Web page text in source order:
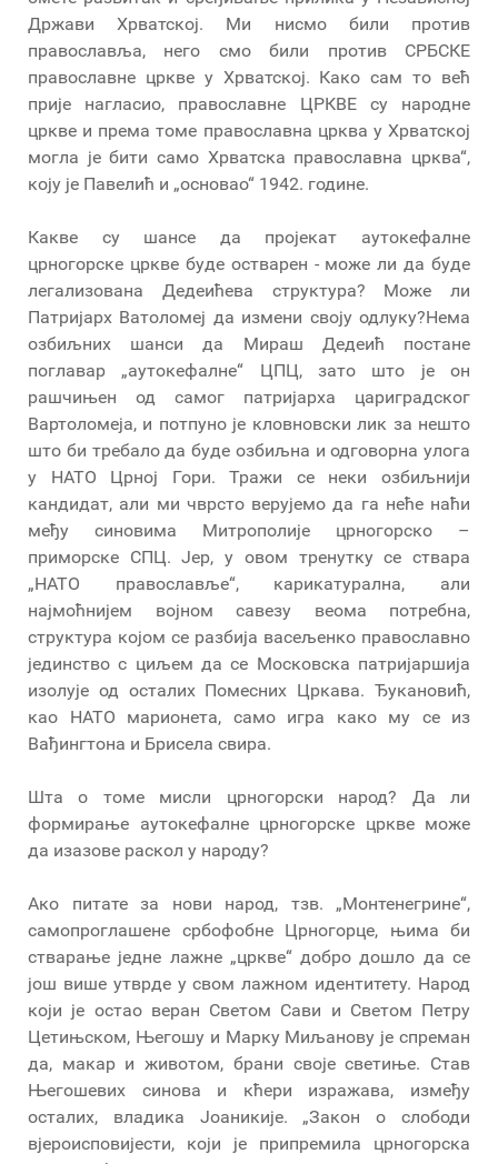
Држави Хрватској. Ми нисмо били против
православља, него смо били против СРБСКЕ
православне цркве у Хрватској. Како сам то већ
прије нагласио, православне ЦРКВЕ су народне
цркве и према томе православна црква у Хрватској
могла је бити само Хрватска православна црква“,
коју је Павелић и „основао“ 1942. године.
Какве су шансе да пројекат аутокефалне
црногорске цркве буде остварен - може ли да буде
легализована Дедеићева структура? Може ли
Патријарх Ватоломеј да измени своју одлуку?Нема
озбиљних шанси да Мираш Дедеић постане
поглавар „аутокефалне“ ЦПЦ, зато што је он
рашчињен од самог патријарха цариградског
Вартоломеја, и потпуно је кловновски лик за нешто
што би требало да буде озбиљна и одговорна улога
у НАТО Црној Гори. Тражи се неки озбиљнији
кандидат, али ми чврсто верујемо да га неће наћи
међу синовима Митрополије црногорско –
приморске СПЦ. Јер, у овом тренутку се ствара
„НАТО православље“, карикатурална, али
најмоћнијем војном савезу веома потребна,
структура којом се разбија васељенко православно
јединство с циљем да се Московска патријаршија
изолује од осталих Помесних Цркава. Ђукановић,
као НАТО марионета, само игра како му се из
Вађингтона и Брисела свира.
Шта о томе мисли црногорски народ? Да ли
формирање аутокефалне црногорске цркве може
да изазове раскол у народу?
Ако питате за нови народ, тзв. „Монтенегрине“,
самопроглашене србофобне Црногорце, њима би
стварање једне лажне „цркве“ добро дошло да се
још више утврде у свом лажном идентитету. Народ
који је остао веран Светом Сави и Светом Петру
Цетињском, Његошу и Марку Миљанову је спреман
да, макар и животом, брани своје светиње. Став
Његошевих синова и кћери изражава, између
осталих, владика Јоаникије. „Закон о слободи
вјероисповијести, који је припремила црногорска